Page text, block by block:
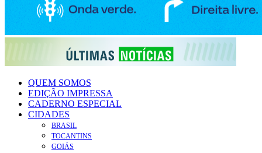
QUEM SOMOS
EDIÇÃO IMPRESSA
CADERNO ESPECIAL
CIDADES
BRASIL
TOCANTINS
GOIÁS